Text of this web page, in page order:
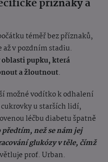
příznaky a
téměř bez příznaků,
v pozdním stadiu.
pupku, která
a žloutnout.
možné vodítko k odhalení
u starších lidí,
léčbu diabetu špatně
než se nám jej
glukózy v těle, čímž
prof. Urban.